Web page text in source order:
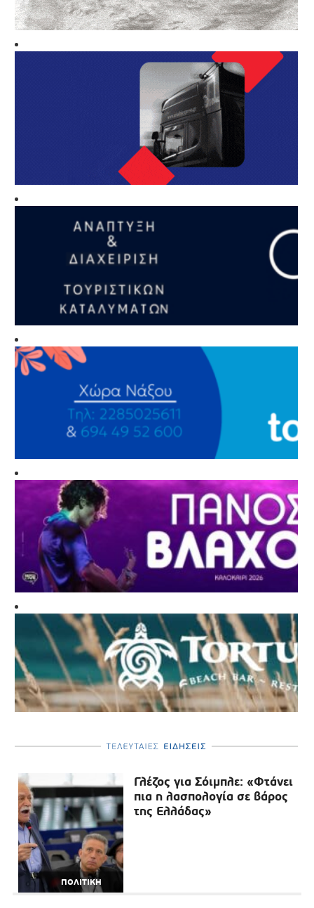
ΤΕΛΕΥΤΑΙΕΣ ΕΙΔΗΣΕΙΣ
ΠΟΛΙΤΙΚΗ
Γλέζος για Σόιμπλε: «Φτάνει
πια η λασπολογία σε βάρος
της Ελλάδας»